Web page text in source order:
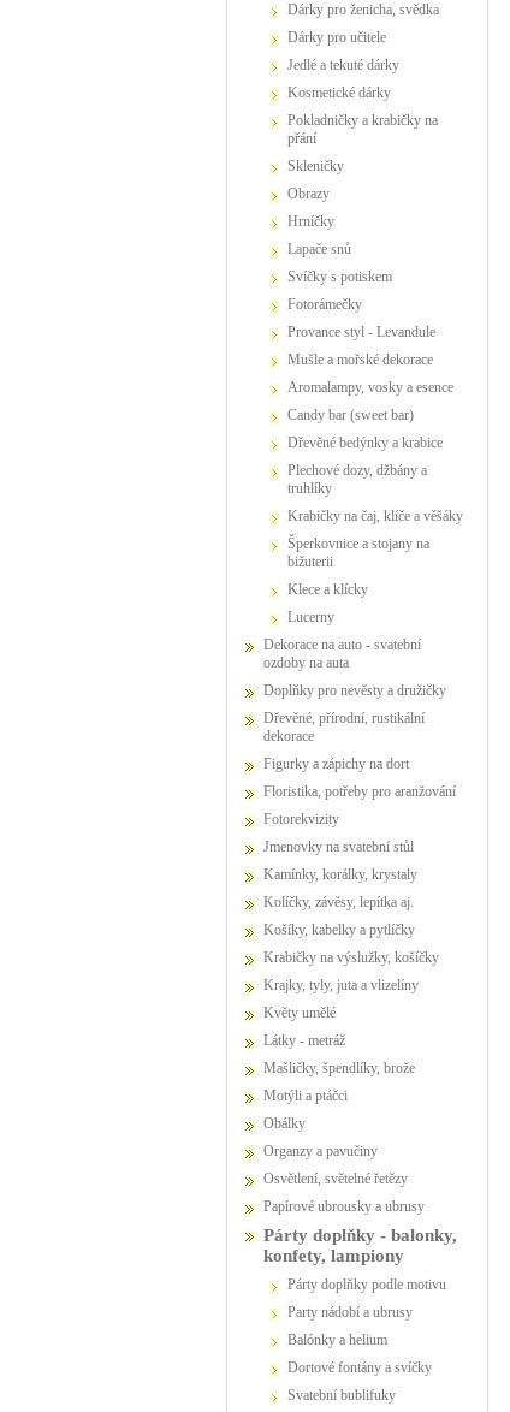
Dárky pro ženicha, svědka
Dárky pro učitele
Jedlé a tekuté dárky
Kosmetické dárky
Pokladničky a krabičky na
přání
Skleničky
Obrazy
Hrníčky
Lapače snů
Svíčky s potiskem
Fotorámečky
Provance styl - Levandule
Mušle a mořské dekorace
Aromalampy, vosky a esence
Candy bar (sweet bar)
Dřevěné bedýnky a krabice
Plechové dozy, džbány a
truhlíky
Krabičky na čaj, klíče a věšáky
Šperkovnice a stojany na
bižuterii
Klece a klícky
Lucerny
Dekorace na auto - svatební
ozdoby na auta
Doplňky pro nevěsty a družičky
Dřevěné, přírodní, rustikální
dekorace
Figurky a zápichy na dort
Floristika, potřeby pro aranžování
Fotorekvizity
Jmenovky na svatební stůl
Kamínky, korálky, krystaly
Kolíčky, závěsy, lepítka aj.
Košíky, kabelky a pytlíčky
Krabičky na výslužky, košíčky
Krajky, tyly, juta a vlizelíny
Květy umělé
Látky - metráž
Mašličky, špendlíky, brože
Motýli a ptáčci
Obálky
Organzy a pavučiny
Osvětlení, světelné řetězy
Papírové ubrousky a ubrusy
Párty doplňky - balonky,
konfety, lampiony
Párty doplňky podle motivu
party nádobí a ubrusy
Balónky a helium
dortové fontány a svíčky
Svatební bublifuky